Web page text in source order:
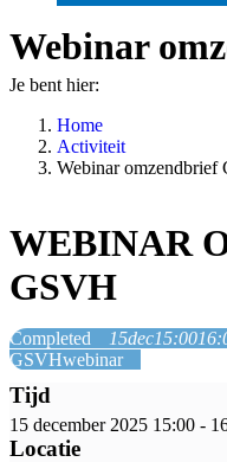
Webinar
Je bent hier:
Home
Activiteit
Webinar omzendbrief
WEBINAR
GSVH
Completed 15dec15:00
GSVHwebinar
Tijd
15 december 2025 15:00 -
Locatie